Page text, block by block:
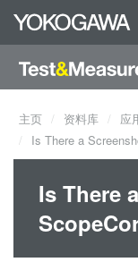
主页 资料库 应
Is There a
Is There